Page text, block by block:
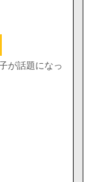
が話題になっ